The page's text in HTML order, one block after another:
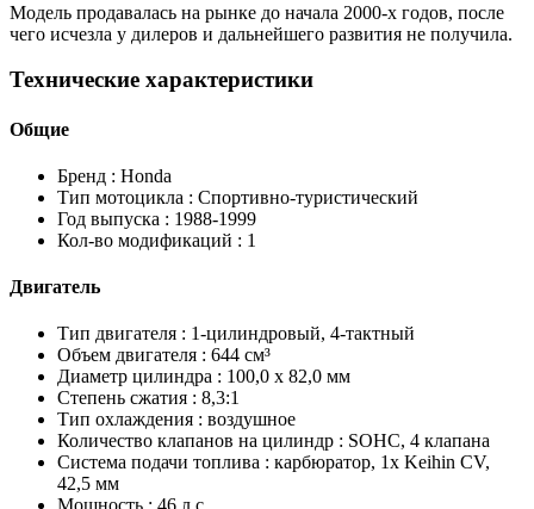
Модель продавалась на рынке до начала 2000-х годов, после
чего исчезла у дилеров и дальнейшего развития не получила.
Технические характеристики
Общие
Бренд : Honda
Тип мотоцикла : Спортивно-туристический
Год выпуска : 1988-1999
Кол-во модификаций : 1
Двигатель
Тип двигателя : 1-цилиндровый, 4-тактный
Объем двигателя : 644 см³
Диаметр цилиндра : 100,0 х 82,0 мм
Степень сжатия : 8,3:1
Тип охлаждения : воздушное
Количество клапанов на цилиндр : SOHC, 4 клапана
Система подачи топлива : карбюратор, 1х Keihin CV,
42,5 мм